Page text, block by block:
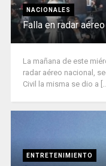
NACIONALES
Falla en radar
La mañana de este
radar aéreo nacional,
Civil la misma se dio a
ENTRETENIMIENTO